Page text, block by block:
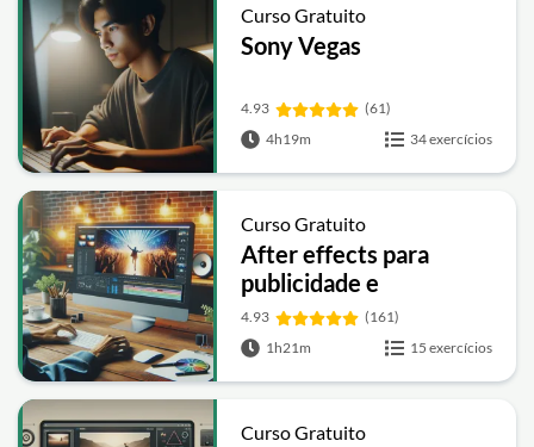
Curso Gratuito
Sony Vegas
4.93
(61)
4h19m
34 exercícios
Curso Gratuito
After effects para
publicidade e
propaganda
4.93
(161)
1h21m
15 exercícios
Curso Gratuito